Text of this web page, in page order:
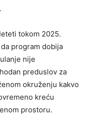
tokom 2025.
program dobija
nije
preduslov za
okruženju kakvo
kreću
prostoru.